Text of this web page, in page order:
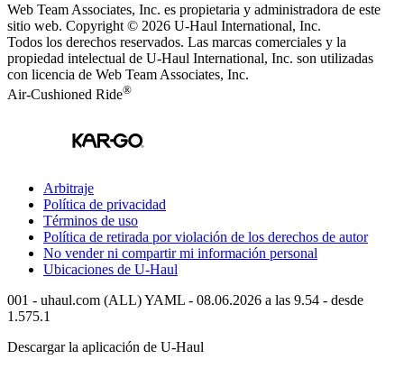
Web Team Associates, Inc. es propietaria y administradora de este
sitio web. Copyright © 2026 U-Haul International, Inc.
Todos los derechos reservados. Las marcas comerciales y la
propiedad intelectual de U-Haul International, Inc. son utilizadas
con licencia de Web Team Associates, Inc.
Air-Cushioned Ride®
Arbitraje
Política de privacidad
Términos de uso
Política de retirada por violación de los derechos de autor
No vender ni compartir mi información personal
Ubicaciones de U-Haul
001 - uhaul.com (ALL) YAML - 08.06.2026 a las 9.54 - desde
1.575.1
Descargar la aplicación de U-Haul